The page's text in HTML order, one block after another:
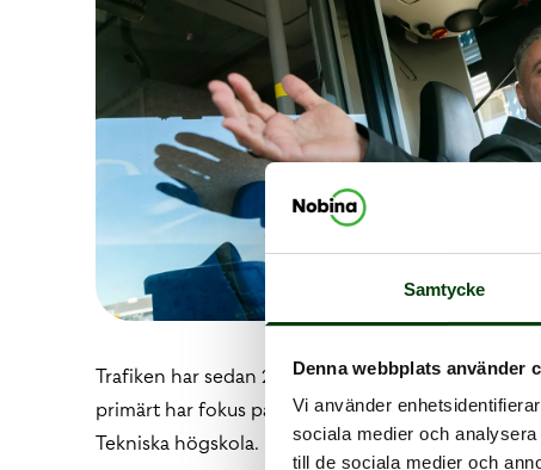
Samtycke
Denna webbplats använder
Vi använder
sociala medier och
till de sociala medier och
Trafiken har sedan 2022 körts av Nobina i olika
primärt har fokus på arbets- och studiependling.
Tekniska högskola.